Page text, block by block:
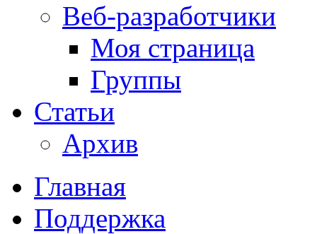
Веб-разработчики
Моя страница
Группы
Статьи
Архив
Главная
Поддержка